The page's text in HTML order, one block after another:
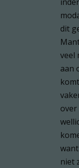
dit
veel
aan
niet